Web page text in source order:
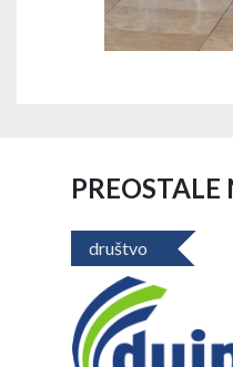
PREOSTALE
društvo